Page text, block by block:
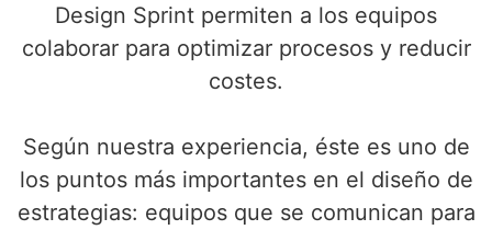
Design Sprint permiten a los equipos
colaborar para optimizar procesos y reducir
costes.
Según nuestra experiencia, éste es uno de
los puntos más importantes en el diseño de
estrategias: equipos que se comunican para